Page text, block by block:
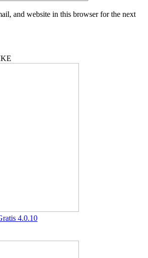
and website in this browser for the next
4.0.10